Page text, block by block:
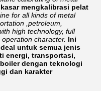
mengkalibrasi pelat
for all kinds of metal
,petroleum,
high technology, full
character. Ini
untuk semua jenis
energi, transportasi,
dengan teknologi
dan karakter